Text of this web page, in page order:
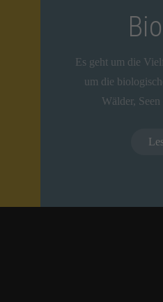
Es geht um die
um die
Wälder,